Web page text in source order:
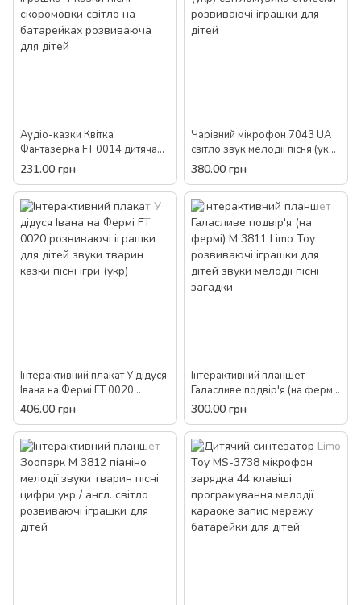
Аудіо-казки Квітка
Фантазерка FT 0014 дитяча
іграшка 4 казки пісні
скоромовки світло на
батарейках розвиваюча для
дітей
231.00 грн
Чарівний мікрофон 7043 UA
світло звук мелодії пісня (укр)
світломузика оплески
розвиваючі іграшки для дітей
380.00 грн
Інтерактивний плакат У дідуся
Івана на Фермі FT 0020
розвиваючі іграшки для дітей
звуки тварин казки пісні ігри
(укр)
406.00 грн
Інтерактивний планшет
Галасливе подвір'я (на фермі)
M 3811 Limo Toy розвиваючі
іграшки для дітей звуки
мелодії пісні загадки
300.00 грн